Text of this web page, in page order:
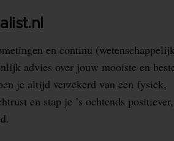
en continu
advies over jouw mooiste en
je altijd verzekerd van een fysiek,
en stap je ’s ochtends